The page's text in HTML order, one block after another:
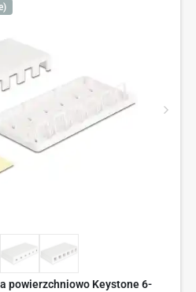
powierzchniowo Keystone 6-